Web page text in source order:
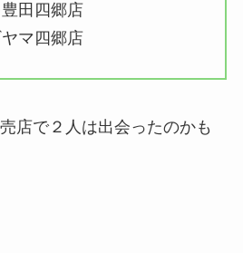
田四郷店
マ四郷店
店で２人は出会ったのかも